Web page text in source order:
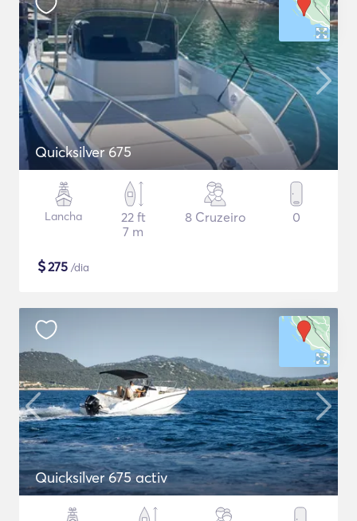
Quicksilver 675
Lancha
22 ft
7 m
8 Cruzeiro 0
$275 /dia
Quicksilver 675 activ